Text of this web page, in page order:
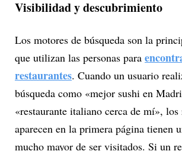
Visibilidad y descubrimiento
Los motores de búsqueda son la
que utilizan las personas para
restaurantes. Cuando un usuario
búsqueda como «mejor sushi en
«restaurante italiano cerca de mí», los
aparecen en la primera página tienen
mucho mayor de ser visitados. Si un